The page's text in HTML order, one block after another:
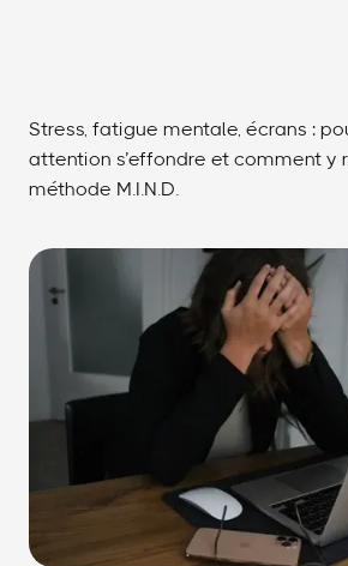
Stress, fatigue mentale, écrans :
attention s’effondre et comment y
méthode M.I.N.D.